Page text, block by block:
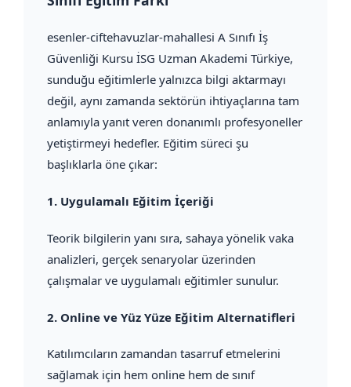
esenler-ciftehavuzlar-mahallesi A Sınıfı İş
Güvenliği Kursu İSG Uzman Akademi Türkiye,
sunduğu eğitimlerle yalnızca bilgi aktarmayı
değil, aynı zamanda sektörün ihtiyaçlarına tam
anlamıyla yanıt veren donanımlı profesyoneller
yetiştirmeyi hedefler. Eğitim süreci şu
başlıklarla öne çıkar:
1. Uygulamalı Eğitim İçeriği
Teorik bilgilerin yanı sıra, sahaya yönelik vaka
analizleri, gerçek senaryolar üzerinden
çalışmalar ve uygulamalı eğitimler sunulur.
2. Online ve Yüz Yüze Eğitim Alternatifleri
Katılımcıların zamandan tasarruf etmelerini
sağlamak için hem online hem de sınıf